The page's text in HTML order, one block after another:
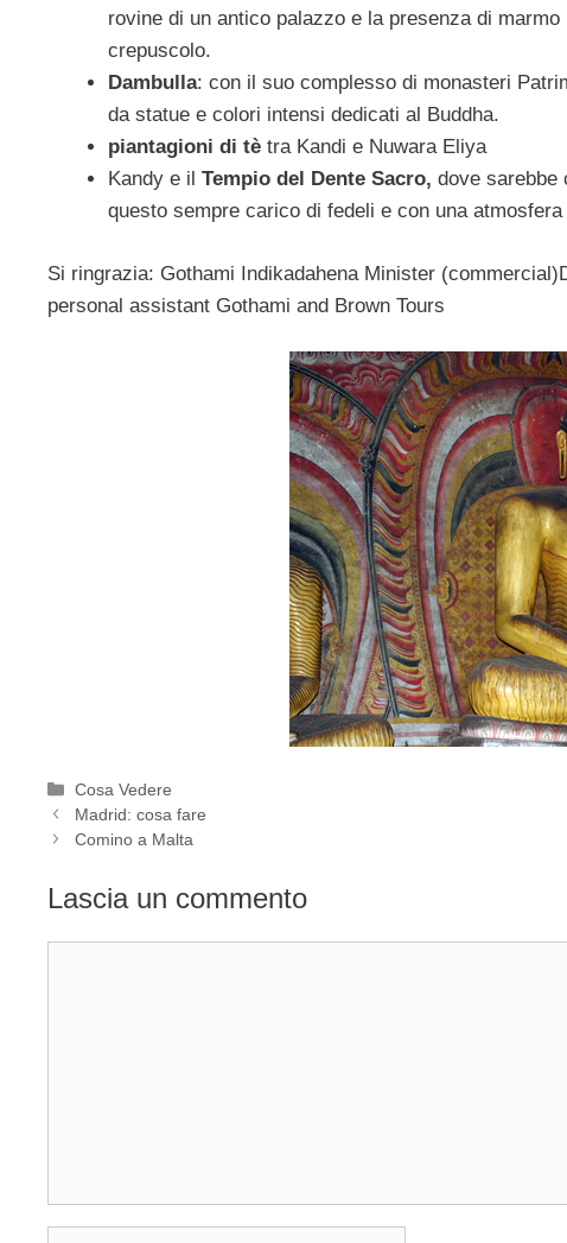
rovine di un antico palazzo e la presenza di
crepuscolo.
Dambulla: con il suo complesso di monasteri
da statue e colori intensi dedicati al Buddha.
piantagioni di tè tra Kandi e Nuwara Eliya
Kandy e il Tempio del Dente Sacro, dove sarebbe
questo sempre carico di fedeli e con una
Si ringrazia: Gothami Indikadahena Minister
personal assistant Gothami and Brown Tours
Categorie
Cosa Vedere
Madrid: cosa fare
Comino a Malta
Lascia un commento